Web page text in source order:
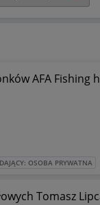
AFA Fishing
OSOBA PRYWATNA
Tomasz